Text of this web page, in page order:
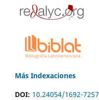
Más Indexaciones
DOI: 10.24054/1692-7257